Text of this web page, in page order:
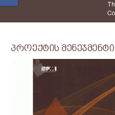
პროექტის მენეჯმენტი